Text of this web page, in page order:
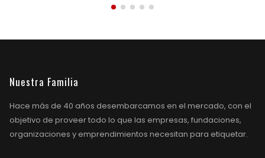
objetivo de proveer todo lo que las empresas, fundaciones,
organizaciones y emprendimientos necesitan para etiquetar.